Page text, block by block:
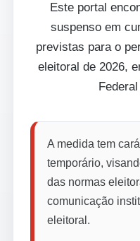
Este portal
suspenso em
previstas para o
eleitoral de 2026,
A medida tem
temporário,
das normas
comunicação
eleitoral.